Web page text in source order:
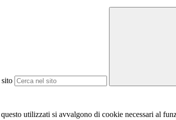
utilizzati si avvalgono di cookie necessari al